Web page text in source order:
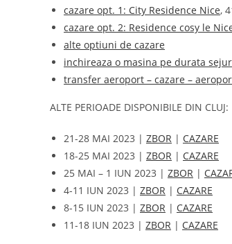
cazare opt. 1: City Residence Nice,
cazare opt. 2: Residence cosy le
alte optiuni de cazare
inchireaza o masina pe durata
transfer aeroport – cazare –
ALTE PERIOADE DISPONIBILE DIN CLUJ:
21-28 MAI 2023 | ZBOR | CAZARE
18-25 MAI 2023 | ZBOR | CAZARE
25 MAI – 1 IUN 2023 | ZBOR |
4-11 IUN 2023 | ZBOR | CAZARE
8-15 IUN 2023 | ZBOR | CAZARE
11-18 IUN 2023 | ZBOR | CAZARE